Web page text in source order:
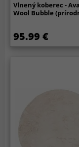
Vlnený koberec -
Wool Bubble
95.99 €